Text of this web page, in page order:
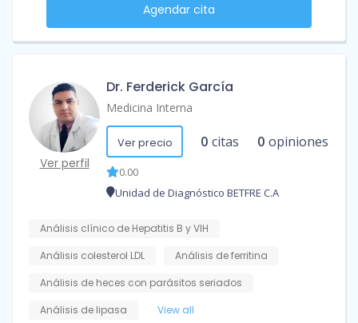
Agendar cita
Ver perfil
Dr. Ferderick García
Medicina Interna
Ver precio 0 citas 0 opiniones
0.00
Unidad de Diagnóstico BETFRE C.A
Análisis clínico de Hepatitis B y VIH
Análisis colesterol LDL
Análisis de ferritina
Análisis de heces con parásitos seriados
Análisis de lipasa
View all